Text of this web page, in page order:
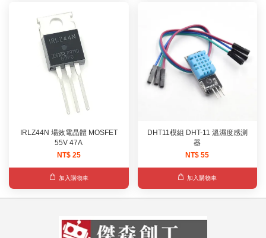
IRLZ44N 場效電晶體 MOSFET
55V 47A
NT$ 25
加入購物車
DHT11模組 DHT-11 溫濕度感測
器
NT$ 55
加入購物車